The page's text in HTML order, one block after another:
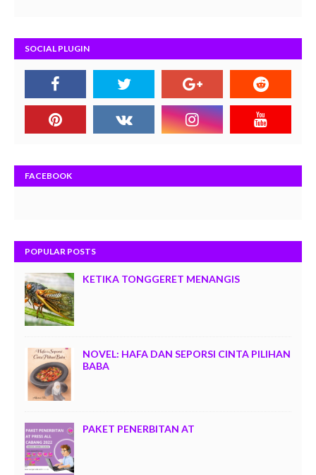
SOCIAL PLUGIN
FACEBOOK
POPULAR POSTS
KETIKA TONGGERET MENANGIS
NOVEL: HAFA DAN SEPORSI CINTA PILIHAN
BABA
PAKET PENERBITAN AT